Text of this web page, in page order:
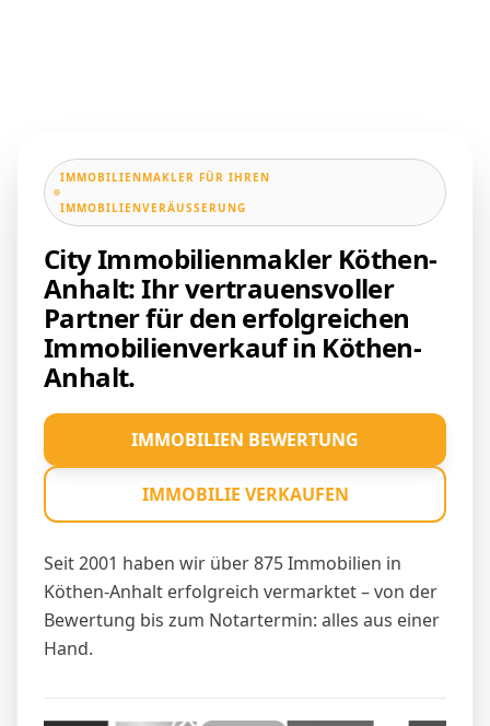
IMMOBILIENMAKLER FÜR IHREN
IMMOBILIENVERÄUSSERUNG
City Immobilienmakler Köthen-
Anhalt: Ihr vertrauensvoller
Partner für den erfolgreichen
Immobilienverkauf in Köthen-
Anhalt.
Seit 2001 haben wir über 875 Immobilien in
Köthen-Anhalt erfolgreich vermarktet – von der
Bewertung bis zum Notartermin: alles aus einer
Hand.
IMMOBILIEN BEWERTUNG
IMMOBILIE VERKAUFEN